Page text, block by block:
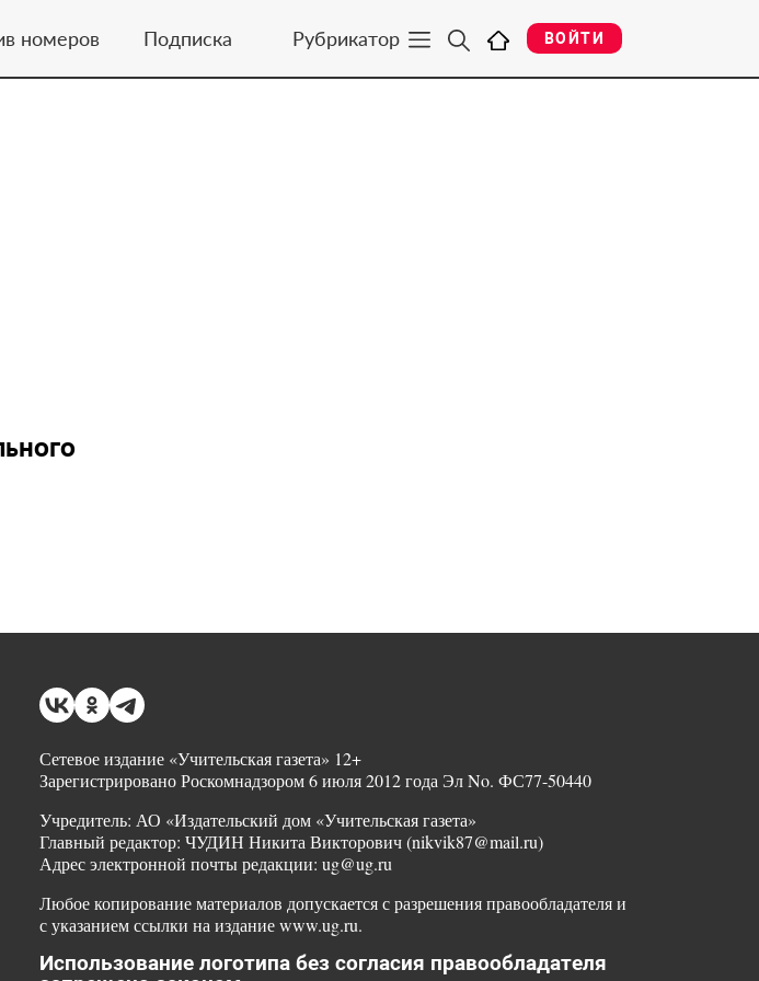
номеров Подписка Рубрикатор ВОЙТИ
Сетевое издание «Учительская газета» 12+
Зарегистрировано Роскомнадзором 6 июля 2012 года Эл No. ФС77-50440
Учредитель: АО «Издательский дом «Учительская газета»
Главный редактор: ЧУДИН Никита Викторович (nikvik87@mail.ru)
Адрес электронной почты редакции: ug@ug.ru
Любое копирование материалов допускается с разрешения правообладателя и
с указанием ссылки на издание www.ug.ru.
Использование логотипа без согласия правообладателя